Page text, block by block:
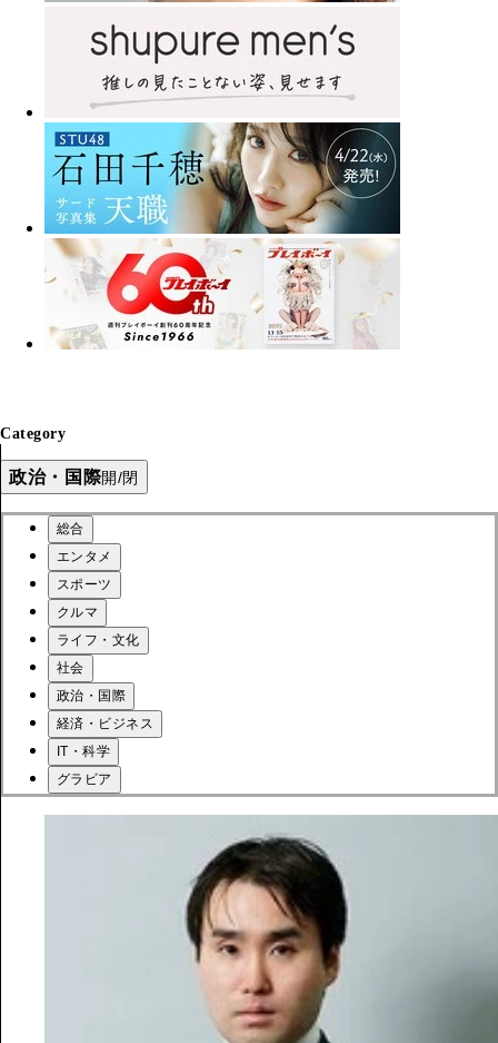
Category
政治・国際開/閉
総合
エンタメ
スポーツ
クルマ
ライフ・文化
社会
政治・国際
経済・ビジネス
IT・科学
グラビア